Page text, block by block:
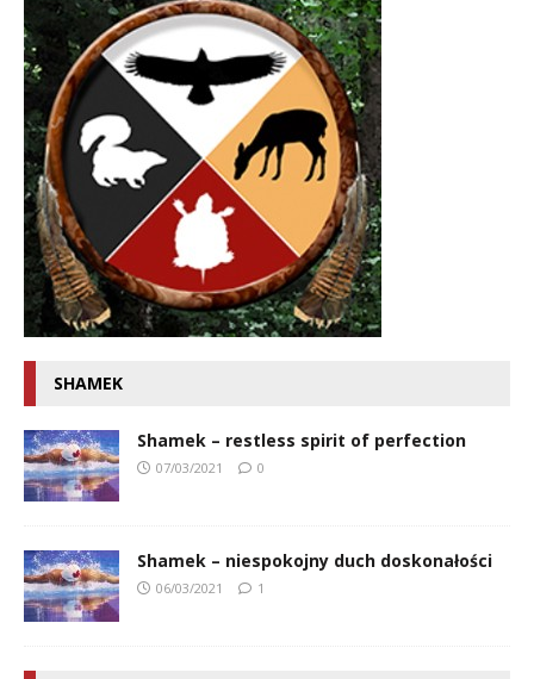
SHAMEK
Shamek – restless spirit of perfection
07/03/2021 0
Shamek – niespokojny duch doskonałości
06/03/2021 1